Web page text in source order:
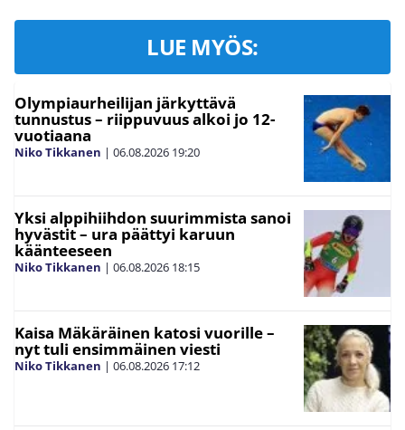
LUE MYÖS:
Olympiaurheilijan järkyttävä
tunnustus – riippuvuus alkoi jo 12-
vuotiaana
Niko Tikkanen | 06.08.2026 19:20
Yksi alppihiihdon suurimmista sanoi
hyvästit – ura päättyi karuun
käänteeseen
Niko Tikkanen | 06.08.2026 18:15
Kaisa Mäkäräinen katosi vuorille –
nyt tuli ensimmäinen viesti
Niko Tikkanen | 06.08.2026 17:12